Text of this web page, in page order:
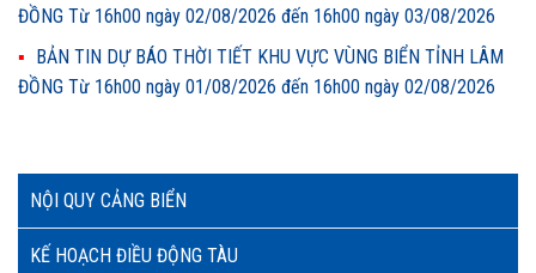
NỘI QUY CẢNG BIỂN
KẾ HOẠCH ĐIỀU ĐỘNG TÀU
ĐỒNG Từ 16h00 ngày 02/08/2026 đến 16h00 ngày 03/08/2026
BẢN TIN DỰ BÁO THỜI TIẾT KHU VỰC VÙNG BIỂN TỈNH LÂM
ĐỒNG Từ 16h00 ngày 01/08/2026 đến 16h00 ngày 02/08/2026